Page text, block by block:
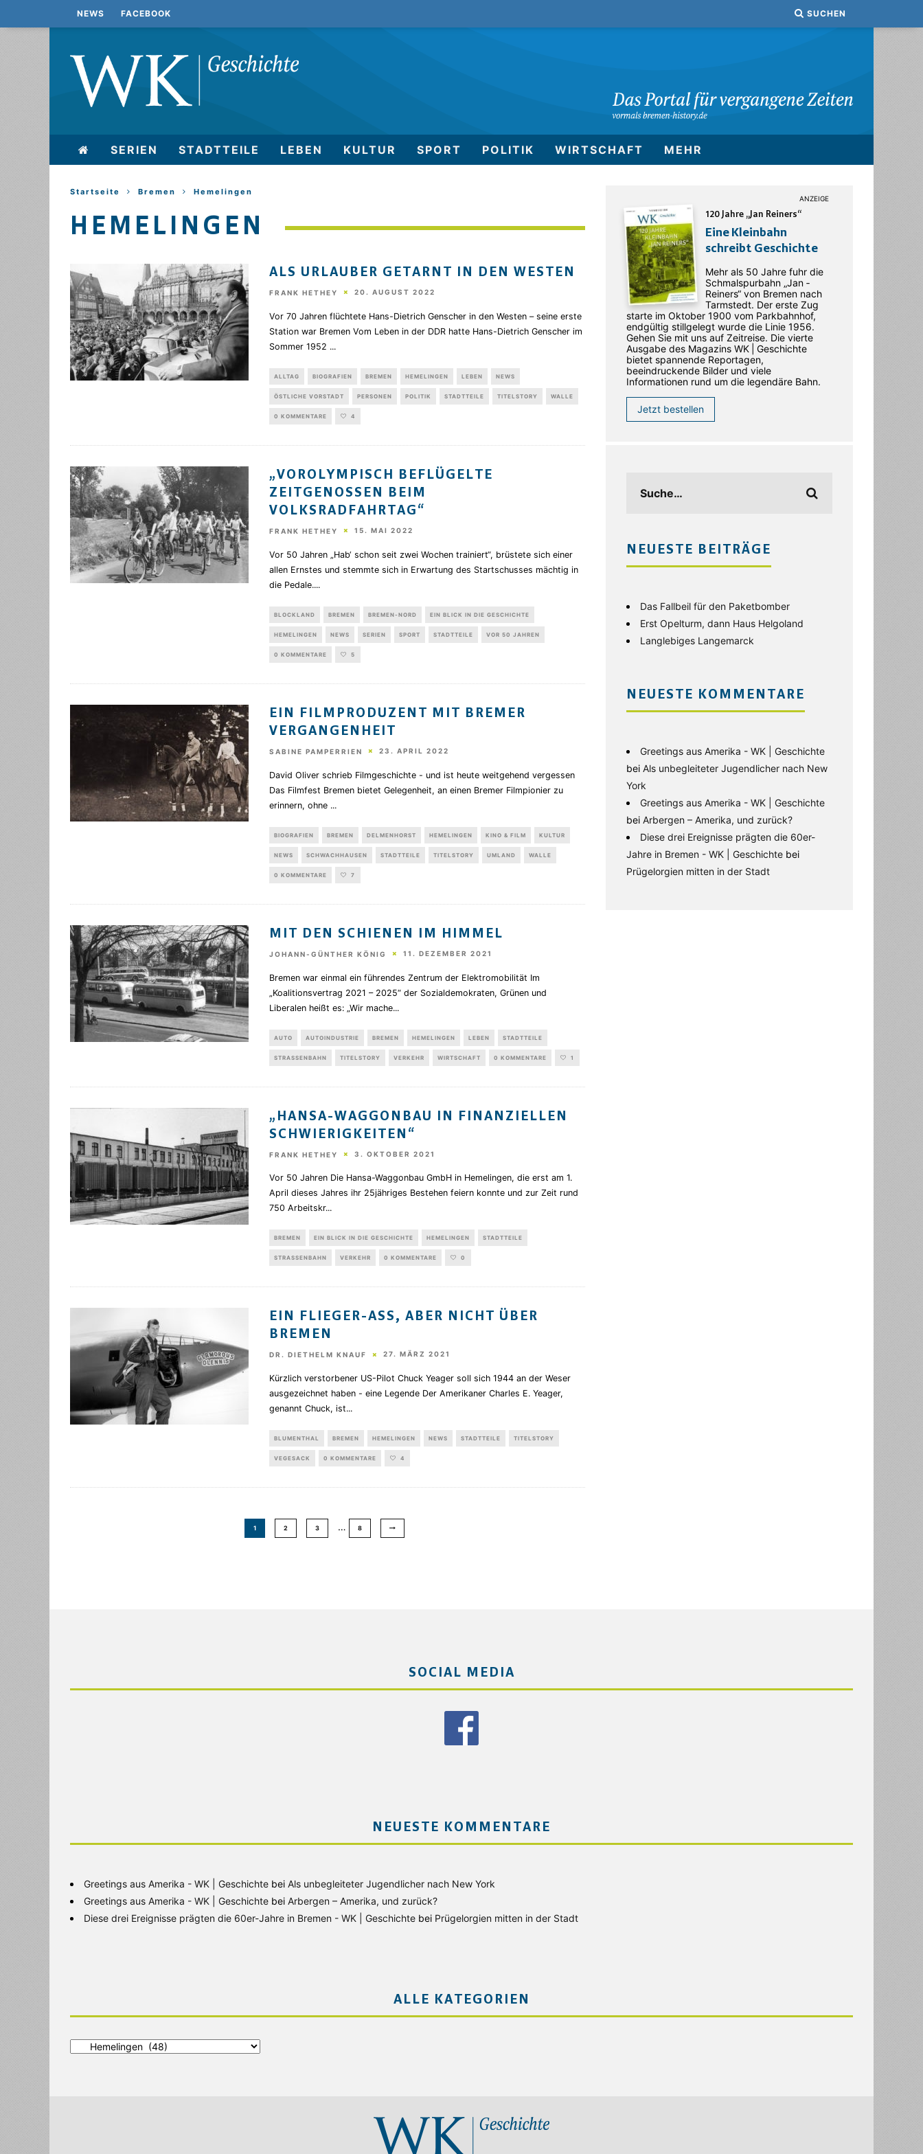
NEWS FACEBOOK SUCHEN
SERIEN STADTTEILE LEBEN KULTUR SPORT POLITIK WIRTSCHAFT MEHR
Startseite Bremen Hemelingen
HEMELINGEN
ALS URLAUBER GETARNT IN DEN WESTEN
FRANK HETHEY 20. AUGUST 2022
Vor 70 Jahren flüchtete Hans-Dietrich Genscher in den Westen – seine erste
Station war Bremen Vom Leben in der DDR hatte Hans-Dietrich Genscher im
Sommer 1952 ...
ALLTAG BIOGRAFIEN BREMEN HEMELINGEN LEBEN NEWS
ÖSTLICHE VORSTADT PERSONEN POLITIK STADTTEILE TITELSTORY WALLE
0 KOMMENTARE 4
„VOROLYMPISCH BEFLÜGELTE
ZEITGENOSSEN BEIM
VOLKSRADFAHRTAG“
FRANK HETHEY 15. MAI 2022
Vor 50 Jahren „Hab‘ schon seit zwei Wochen trainiert“, brüstete sich einer
allen Ernstes und stemmte sich in Erwartung des Startschusses mächtig in
die Pedale....
BLOCKLAND BREMEN BREMEN-NORD EIN BLICK IN DIE GESCHICHTE
HEMELINGEN NEWS SERIEN SPORT STADTTEILE VOR 50 JAHREN
0 KOMMENTARE 5
EIN FILMPRODUZENT MIT BREMER
VERGANGENHEIT
SABINE PAMPERRIEN 23. APRIL 2022
David Oliver schrieb Filmgeschichte - und ist heute weitgehend vergessen
Das Filmfest Bremen bietet Gelegenheit, an einen Bremer Filmpionier zu
erinnern, ohne ...
BIOGRAFIEN BREMEN DELMENHORST HEMELINGEN KINO & FILM KULTUR
NEWS SCHWACHHAUSEN STADTTEILE TITELSTORY UMLAND WALLE
0 KOMMENTARE 7
MIT DEN SCHIENEN IM HIMMEL
JOHANN-GÜNTHER KÖNIG 11. DEZEMBER 2021
Bremen war einmal ein führendes Zentrum der Elektromobilität Im
„Koalitionsvertrag 2021 – 2025“ der Sozialdemokraten, Grünen und
Liberalen heißt es: „Wir mache...
AUTO AUTOINDUSTRIE BREMEN HEMELINGEN LEBEN STADTTEILE
STRASSENBAHN TITELSTORY VERKEHR WIRTSCHAFT 0 KOMMENTARE 1
„HANSA-WAGGONBAU IN FINANZIELLEN
SCHWIERIGKEITEN“
FRANK HETHEY 3. OKTOBER 2021
Vor 50 Jahren Die Hansa-Waggonbau GmbH in Hemelingen, die erst am 1.
April dieses Jahres ihr 25jähriges Bestehen feiern konnte und zur Zeit rund
750 Arbeitskr...
BREMEN EIN BLICK IN DIE GESCHICHTE HEMELINGEN STADTTEILE
STRASSENBAHN VERKEHR 0 KOMMENTARE 0
EIN FLIEGER-ASS, ABER NICHT ÜBER
BREMEN
DR. DIETHELM KNAUF 27. MÄRZ 2021
Kürzlich verstorbener US-Pilot Chuck Yeager soll sich 1944 an der Weser
ausgezeichnet haben - eine Legende Der Amerikaner Charles E. Yeager,
genannt Chuck, ist...
BLUMENTHAL BREMEN HEMELINGEN NEWS STADTTEILE TITELSTORY
VEGESACK 0 KOMMENTARE 4
1 2 3 … 8
120 Jahre „Jan Reiners“
Eine Kleinbahn
schreibt Geschichte
Mehr als 50 Jahre fuhr die
Schmalspurbahn „Jan ­
Reiners“ von Bremen nach
Tarmstedt. Der erste Zug
starte im Oktober 1900 vom Parkbahnhof,
endgültig stillgelegt wurde die Linie 1956.
Gehen Sie mit uns auf Zeitreise. Die vierte
Ausgabe des ­Magazins WK | Geschichte
bietet spannende Reportagen,
beeindruckende Bilder und viele
Informationen rund um die legendäre Bahn.
Jetzt bestellen
NEUESTE BEITRÄGE
Das Fallbeil für den Paketbomber
Erst Opelturm, dann Haus Helgoland
Langlebiges Langemarck
NEUESTE KOMMENTARE
Greetings aus Amerika - WK | Geschichte
bei Als unbegleiteter Jugendlicher nach New
York
Greetings aus Amerika - WK | Geschichte
bei Arbergen – Amerika, und zurück?
Diese drei Ereignisse prägten die 60er-
Jahre in Bremen - WK | Geschichte bei
Prügelorgien mitten in der Stadt
SOCIAL MEDIA
NEUESTE KOMMENTARE
Greetings aus Amerika - WK | Geschichte bei Als unbegleiteter Jugendlicher nach New York
Greetings aus Amerika - WK | Geschichte bei Arbergen – Amerika, und zurück?
Diese drei Ereignisse prägten die 60er-Jahre in Bremen - WK | Geschichte bei Prügelorgien mitten in der Stadt
ALLE KATEGORIEN